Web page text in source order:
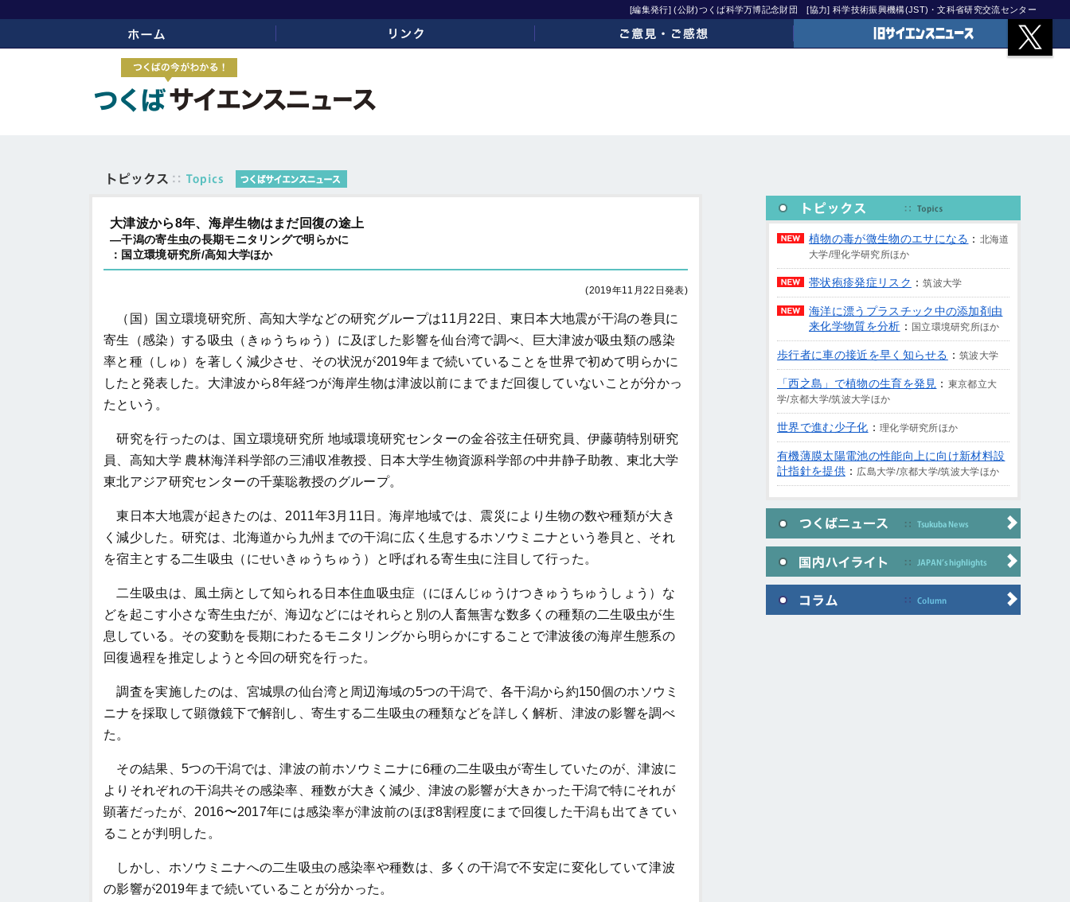
[編集発行] (公財)つくば科学万博記念財団 [協力] 科学技術振興機構(JST)・文科省研究交流センター
ホーム リンク ご意見・ご感想 旧サイエンスニュース
大津波から8年、海岸生物はまだ回復の途上
―干潟の寄生虫の長期モニタリングで明らかに
：国立環境研究所/高知大学ほか
(2019年11月22日発表)
（国）国立環境研究所、高知大学などの研究グループは11 月 22 日、東日本大地震が干潟の巻貝に
寄生（感染）する吸虫（きゅうちゅう）に及ぼした影響を仙台湾で調べ、巨大津波が吸虫類の感染
率と種（しゅ）を著しく減少させ、その状況が2019年まで続いていることを世界で初めて明らかに
したと発表した。大津波から8年経つが海岸生物は津波以前にまでまだ回復していないことが分かっ
たという。
研究を行ったのは、国立環境研究所 地域環境研究センターの金谷弦主任研究員、伊藤萌特別研究
員、高知大学 農林海洋科学部の三浦収准教授、日本大学生物資源科学部の中井静子助教、東北大学
東北アジア研究センターの千葉聡教授のグループ。
東日本大地震が起きたのは、 2011年3月 11 日。海岸地域では、震災により生物の数や種類が大き
く減少した。研究は、北海道から九州までの干潟に広く生息するホソウミニナという巻貝と、それ
を宿主とする二生吸虫（にせいきゅうちゅう）と呼ばれる寄生虫に注目して行った。
二生吸虫は、風土病として知られる日本住血吸虫症（にほんじゅうけつきゅうちゅうしょう）な
どを起こす小さな寄生虫だが、海辺などにはそれらと別の人畜無害な数多くの種類の二生吸虫が生
息している。その変動を長期にわたるモニタリングから明らかにすることで津波後の海岸生態系の
回復過程を推定しようと今回の研究を行った。
調査を実施したのは、宮城県の仙台湾と周辺海域の5つの干潟で、各干潟から約150個のホソウミ
ニナを採取して顕微鏡下で解剖し、寄生する二生吸虫の種類などを詳しく解析、津波の影響を調べ
た。
その結果、 5つの干潟では、津波の前ホソウミニナに6種の二生吸虫が寄生していたのが、津波に
よりそれぞれの干潟共その感染率、種数が大きく減少、津波の影響が大きかった干潟で特にそれが
顕著だったが、 2016〜2017年には感染率が津波前のほぼ8割程度にまで回復した干潟も出てきてい
ることが判明した。
しかし、ホソウミニナへの二生吸虫の感染率や種数は、多くの干潟で不安定に変化していて津波
の影響が2019年まで続いていることが分かった。
植物の毒が微生物のエサになる ： 北海道
大学/理化学研究所ほか
帯状疱疹発症リスク ：筑波大学
海洋に漂うプラスチック中の添加剤由
来化学物質を分析 ： 国立環境研究所ほか
歩行者に車の接近を早く知らせる ：筑波大学
「西之島」で植物の生育を発見 ： 東京都立大
学/京都大学/筑波大学ほか
世界で進む少子化 ： 理化学研究所ほか
有機薄膜太陽電池の性能向上に向け新材料設
計指針を提供： 広島大学/京都大学/筑波大学ほか